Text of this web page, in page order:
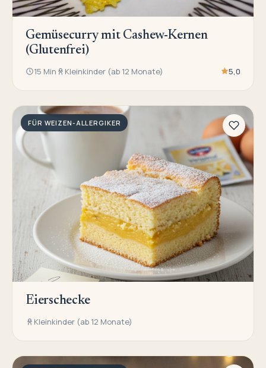
Gemüsecurry mit Cashew-Kernen
(Glutenfrei)
15 Min Kleinkinder (ab 12 Monate) 5,0
FÜR WEIZEN-ALLERGIKER
Eierschecke
Kleinkinder (ab 12 Monate)